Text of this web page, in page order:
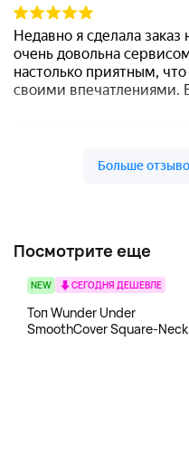
Посмотрите еще
NEW СЕГОДНЯ ДЕШЕВЛЕ
Топ Wunder Under
SmoothCover Square-Neck